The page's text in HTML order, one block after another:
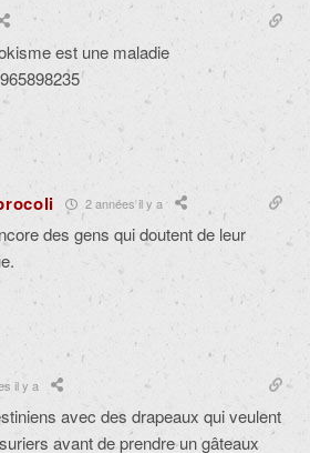
est une maladie
2 années il y a
des gens qui doutent de leur
il y a
avec des drapeaux qui veulent
avant de prendre un gâteaux